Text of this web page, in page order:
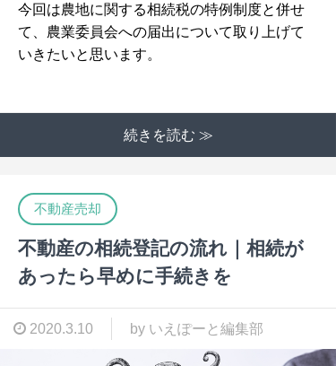
今回は農地に関する相続税の特例制度と併せ
て、農業委員会への届出について取り上げて
いきたいと思います。
続きを読む ≫
不動産売却
不動産の相続登記の流れ｜相続が
あったら早めに手続きを
2020.3.10 by いえぽーと編集部